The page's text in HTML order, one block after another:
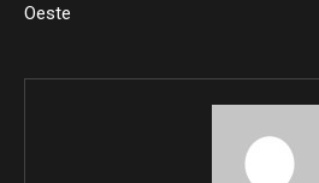
Oeste